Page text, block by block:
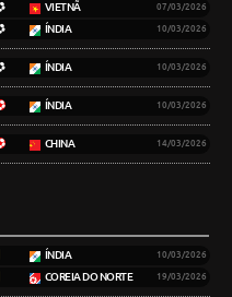
VIETNÃ 07/03/2026
ÍNDIA 10/03/2026
ÍNDIA 10/03/2026
ÍNDIA 10/03/2026
CHINA 14/03/2026
ÍNDIA 10/03/2026
COREIA DO NORTE 19/03/2026